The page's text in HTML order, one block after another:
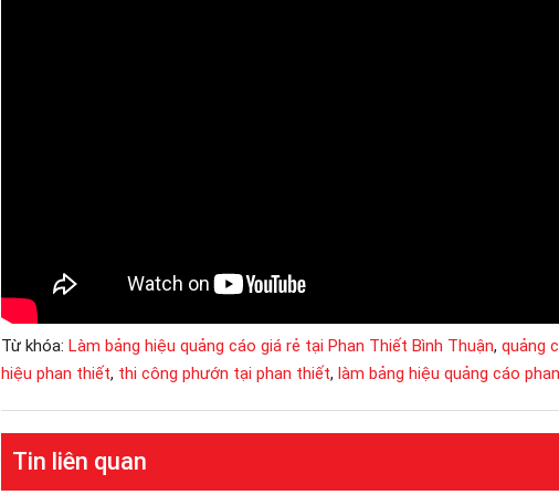
Từ khóa: Làm bảng hiệu quảng cáo giá rẻ tại Phan Thiết Bình Thuận, quảng
hiệu phan thiết, thi công phướn tại phan thiết, làm bảng hiệu quảng cáo
Tin liên quan